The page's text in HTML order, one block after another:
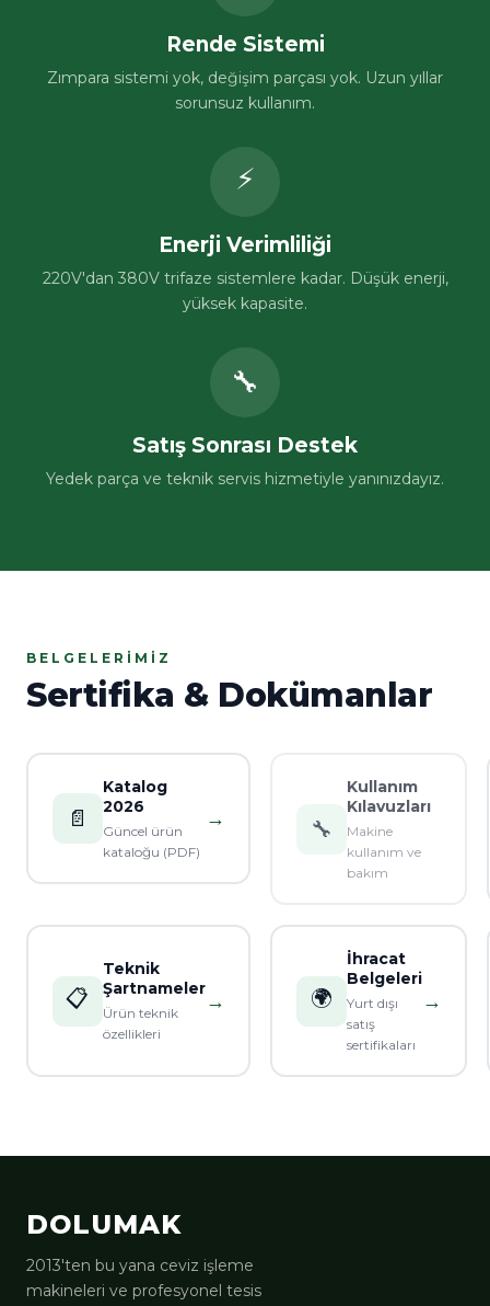
Rende Sistemi
Zımpara sistemi yok, değişim parçası yok. Uzun yıllar
sorunsuz kullanım.
⚡
Enerji Verimliliği
220V'dan 380V trifaze sistemlere kadar. Düşük enerji,
yüksek kapasite.
🔧
Satış Sonrası Destek
Yedek parça ve teknik servis hizmetiyle yanınızdayız.
BELGELERIMIZ
Sertifika & Dokümanlar
📄
Katalog
2026
Güncel ürün
kataloğu (PDF)
→ 🔧
Kullanım
Kılavuzları
Makine
kullanım ve
bakım
📋
Teknik
Şartnameler
Ürün teknik
özellikleri
→ 🌍
İhracat
Belgeleri
Yurt dışı
satış
sertifikaları
→
DOLUMAK
2013'ten bu yana ceviz işleme
makineleri ve profesyonel tesis